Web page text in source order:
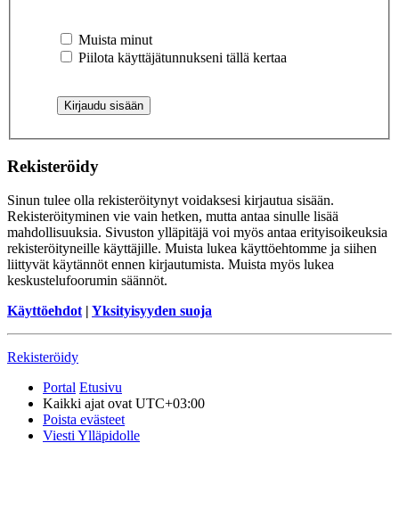
Muista minut
Piilota käyttäjätunnukseni tällä kertaa
Rekisteröidy
Sinun tulee olla rekisteröitynyt voidaksesi kirjautua sisään.
Rekisteröityminen vie vain hetken, mutta antaa sinulle lisää
mahdollisuuksia. Sivuston ylläpitäjä voi myös antaa erityisoikeuksia
rekisteröityneille käyttäjille. Muista lukea käyttöehtomme ja siihen
liittyvät käytännöt ennen kirjautumista. Muista myös lukea
keskustelufoorumin säännöt.
Käyttöehdot | Yksityisyyden suoja
Rekisteröidy
Portal Etusivu
Kaikki ajat ovat UTC+03:00
Poista evästeet
Viesti Ylläpidolle